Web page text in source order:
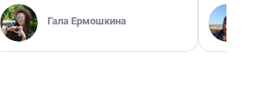
Гала Ермошкина